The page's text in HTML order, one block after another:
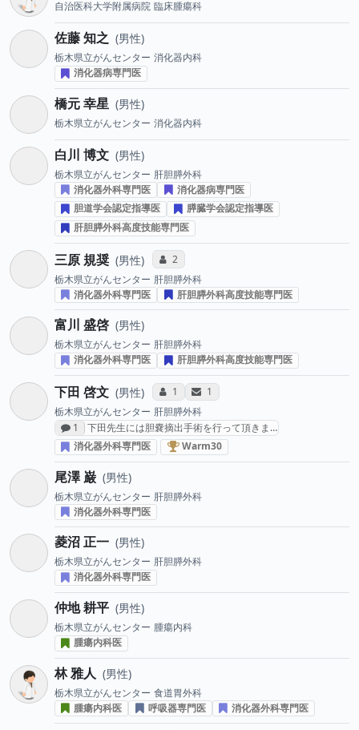
自治医科大学附属病院 臨床腫瘍科
佐藤 知之 男性
栃木県立がんセンター 消化器内科
消化器病専門医
橋元 幸星 男性
栃木県立がんセンター 消化器内科
白川 博文 男性
栃木県立がんセンター 肝胆膵外科
消化器外科専門医
消化器病専門医
胆道学会認定指導医
膵臓学会認定指導医
肝胆膵外科高度技能専門医
三原 規奨 男性 コミュニケーション・タイプ投票数
2
栃木県立がんセンター 肝胆膵外科
消化器外科専門医
肝胆膵外科高度技能専門医
富川 盛啓 男性
栃木県立がんセンター 肝胆膵外科
消化器外科専門医
肝胆膵外科高度技能専門医
下田 啓文 男性 コミュニケーション・タイプ投票数
1 サンキューレター送付数
1
栃木県立がんセンター 肝胆膵外科
感想投稿数
1
下田先生には胆嚢摘出手術を行って頂きま…
消化器外科専門医
Warm30消化器がん治療医 “Warm30”
尾澤 巌 男性
栃木県立がんセンター 肝胆膵外科
消化器外科専門医
菱沼 正一 男性
栃木県立がんセンター 肝胆膵外科
消化器外科専門医
仲地 耕平 男性
栃木県立がんセンター 腫瘍内科
腫瘍内科医
林 雅人 男性
栃木県立がんセンター 食道胃外科
腫瘍内科医
呼吸器専門医 消化器外科専門医